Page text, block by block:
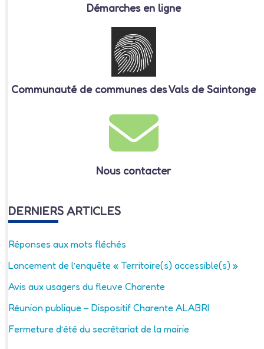
Démarches en ligne
Communauté de communes des Vals de Saintonge
Nous contacter
DERNIERS ARTICLES
Réponses aux mots fléchés
Lancement de l’enquête « Territoire(s) accessible(s) »
Avis aux usagers du fleuve Charente
Réunion publique – Dispositif Charente ALABRI
Fermeture d’été du secrétariat de la mairie